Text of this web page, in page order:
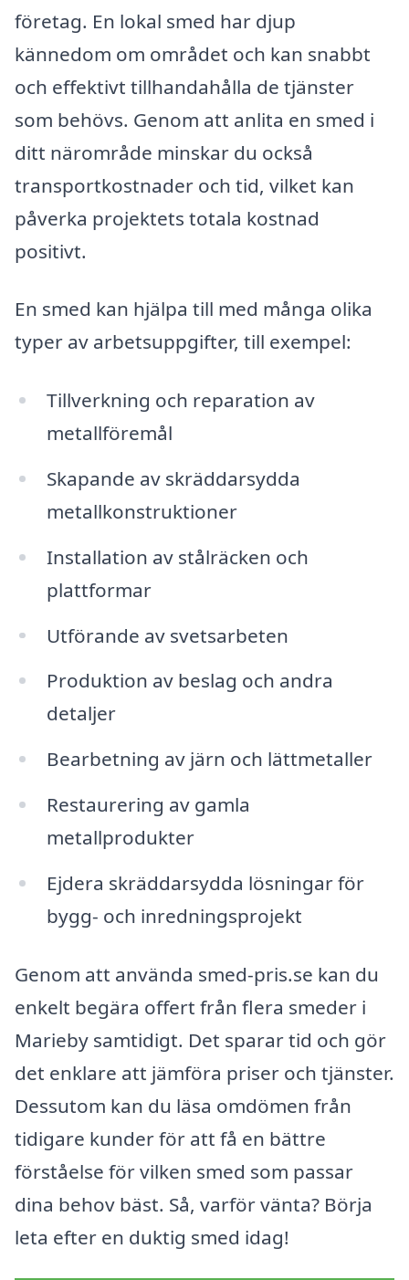
företag. En lokal smed har djup
kännedom om området och kan snabbt
och effektivt tillhandahålla de tjänster
som behövs. Genom att anlita en smed i
ditt närområde minskar du också
transportkostnader och tid, vilket kan
påverka projektets totala kostnad
positivt.
En smed kan hjälpa till med många olika
typer av arbetsuppgifter, till exempel:
Tillverkning och reparation av
metallföremål
Skapande av skräddarsydda
metallkonstruktioner
Installation av stålräcken och
plattformar
Utförande av svetsarbeten
Produktion av beslag och andra
detaljer
Bearbetning av järn och lättmetaller
Restaurering av gamla
metallprodukter
Ejdera skräddarsydda lösningar för
bygg- och inredningsprojekt
Genom att använda smed-pris.se kan du
enkelt begära offert från flera smeder i
Marieby samtidigt. Det sparar tid och gör
det enklare att jämföra priser och tjänster.
Dessutom kan du läsa omdömen från
tidigare kunder för att få en bättre
förståelse för vilken smed som passar
dina behov bäst. Så, varför vänta? Börja
leta efter en duktig smed idag!